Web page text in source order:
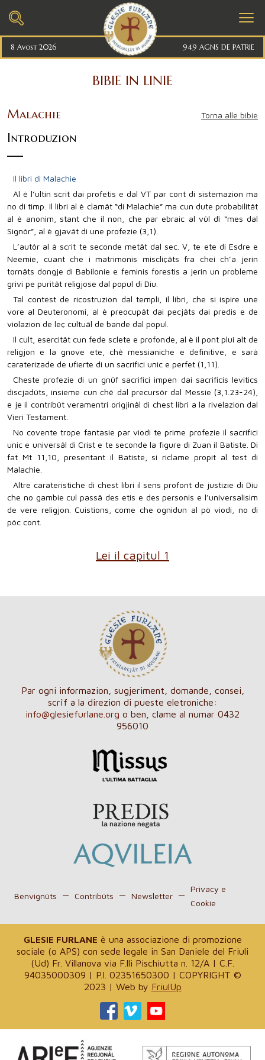
8 Avost 2026 949 AGNS DE PATRIE
BIBIE IN LINIE
Malachie
Introduzion
Torna alle bibie
Il libri di Malachie
Al è l’ultin scrit dai profetis e dal VT par cont di sistemazion ma
no di timp. Il libri al è clamât “di Malachie” ma cun dute probabilitât
al è anonim, stant che il non, che par ebraic al vûl dî “mes dal
Signôr”, al è gjavât di une profezie (3,1).
L’autôr al à scrit te seconde metât dal sec. V, te ete di Esdre e
Neemie, cuant che i matrimonis miscliçâts fra chei ch’a jerin
tornâts dongje di Babilonie e feminis forestis a jerin un probleme
grivi pe puritât religjose dal popul di Diu.
Tal contest de ricostruzion dal templi, il libri, che si ispire une
vore al Deuteronomi, al è preocupât dai pecjâts dai predis e de
violazion de leç cultuâl de bande dal popul.
Il cult, esercitât cun fede sclete e profonde, al è il pont plui alt de
religjon e la gnove ete, chê messianiche e definitive, e sarà
caraterizade de ufierte di un sacrifici unic e perfet (1,11).
Cheste profezie di un gnûf sacrifici impen dai sacrificis levitics
discjadûts, insieme cun chê dal precursôr dal Messie (3,1.23-24),
e je il contribût veramentri origjinâl di chest libri a la rivelazion dal
Vieri Testament.
No covente trope fantasie par viodi te prime profezie il sacrifici
unic e universâl di Crist e te seconde la figure di Zuan il Batiste. Di
fat Mt 11,10, presentant il Batiste, si riclame propit al test di
Malachie.
Altre carateristiche di chest libri il sens profont de justizie di Diu
che no gambie cul passâ des etis e des personis e l’universalisim
de vere religjon. Cuistions, come che ognidun al pò viodi, no di
pôc cont.
Lei il capitul 1
Par ogni informazion, sugjeriment, domande, consei,
scrîf a la direzion di pueste eletroniche:
info@glesiefurlane.org o ben, clame al numar 0432
956010
Benvignûts Contribûts Newsletter
Privacy e
Cookie
GLESIE FURLANE è una associazione di promozione
sociale (o APS) con sede legale in San Daniele del Friuli
(Ud) Fr. Villanova via F.lli Pischiutta n. 12/A | C.F.
94035000309 | P.I. 02351650300 | COPYRIGHT ©
2023 | Web by FriulUp